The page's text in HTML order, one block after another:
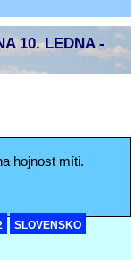
10. LEDNA -
hojnost míti.
SLOVENSKO